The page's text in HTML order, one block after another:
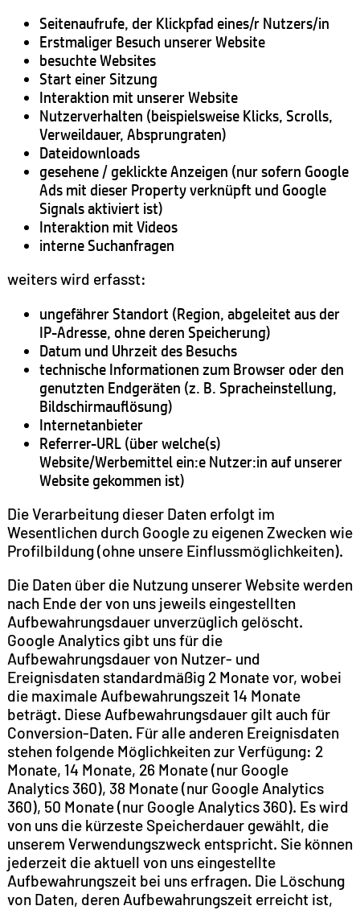
Seitenaufrufe, der Klickpfad eines/r Nutzers/in
Erstmaliger Besuch unserer Website
besuchte Websites
Start einer Sitzung
Interaktion mit unserer Website
Nutzerverhalten (beispielsweise Klicks, Scrolls,
Verweildauer, Absprungraten)
Dateidownloads
gesehene / geklickte Anzeigen (nur sofern Google
Ads mit dieser Property verknüpft und Google
Signals aktiviert ist)
Interaktion mit Videos
interne Suchanfragen
weiters wird erfasst:
ungefährer Standort (Region, abgeleitet aus der
IP-Adresse, ohne deren Speicherung)
Datum und Uhrzeit des Besuchs
technische Informationen zum Browser oder den
genutzten Endgeräten (z. B. Spracheinstellung,
Bildschirmauflösung)
Internetanbieter
Referrer-URL (über welche(s)
Website/Werbemittel ein:e Nutzer:in auf unserer
Website gekommen ist)
Die Verarbeitung dieser Daten erfolgt im
Wesentlichen durch Google zu eigenen Zwecken wie
Profilbildung (ohne unsere Einflussmöglichkeiten).
Die Daten über die Nutzung unserer Website werden
nach Ende der von uns jeweils eingestellten
Aufbewahrungsdauer unverzüglich gelöscht.
Google Analytics gibt uns für die
Aufbewahrungsdauer von Nutzer- und
Ereignisdaten standardmäßig 2 Monate vor, wobei
die maximale Aufbewahrungszeit 14 Monate
beträgt. Diese Aufbewahrungsdauer gilt auch für
Conversion-Daten. Für alle anderen Ereignisdaten
stehen folgende Möglichkeiten zur Verfügung: 2
Monate, 14 Monate, 26 Monate (nur Google
Analytics 360), 38 Monate (nur Google Analytics
360), 50 Monate (nur Google Analytics 360). Es wird
von uns die kürzeste Speicherdauer gewählt, die
unserem Verwendungszweck entspricht. Sie können
jederzeit die aktuell von uns eingestellte
Aufbewahrungszeit bei uns erfragen. Die Löschung
von Daten, deren Aufbewahrungszeit erreicht ist,